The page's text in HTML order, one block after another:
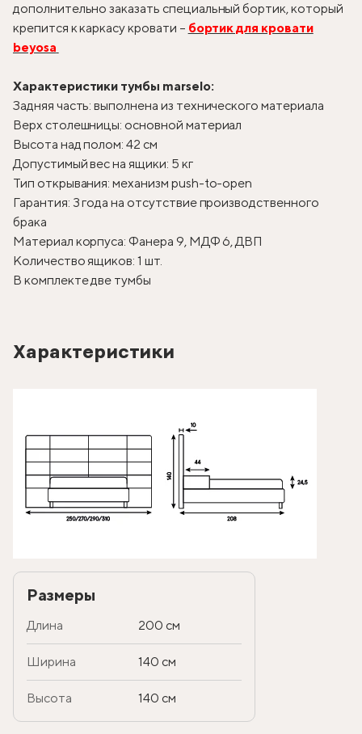
дополнительно заказать специальный бортик, который
крепится к каркасу кровати – бортик для кровати
beyosa
Характеристики тумбы marselo:
Задняя часть: выполнена из технического материала
Верх столешницы: основной материал
Высота над полом: 42 см
Допустимый вес на ящики: 5 кг
Тип открывания: механизм push-to-open
Гарантия: 3 года на отсутствие производственного
брака
Материал корпуса: Фанера 9, МДФ 6, ДВП
Количество ящиков: 1 шт.
В комплекте две тумбы
Характеристики
Размеры
Длина 200 см
Ширина 140 см
Высота 140 см